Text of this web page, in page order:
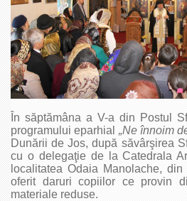
În săptămâna a V-a din Postul
programului eparhial „Ne înnoim
Dunării de Jos, după săvârşirea
cu o delegaţie de la Catedrala
localitatea Odaia Manolache,
oferit daruri copiilor ce provin
materiale reduse.